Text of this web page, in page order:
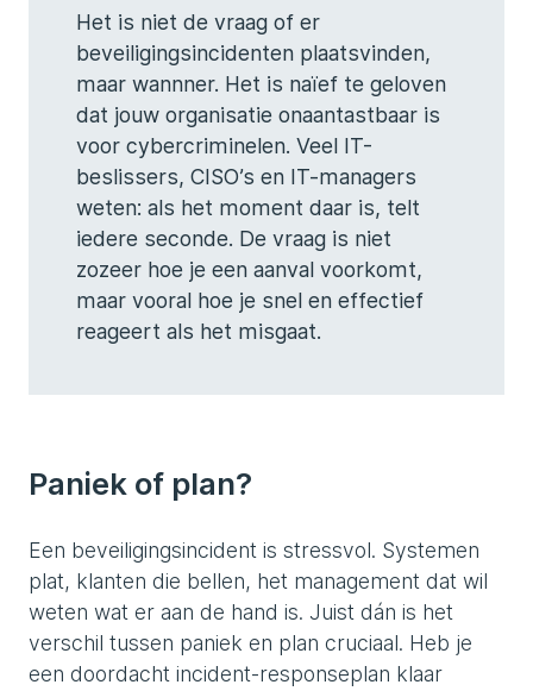
Het is niet de vraag of er
beveiligingsincidenten plaatsvinden,
maar wannner. Het is naïef te geloven
dat jouw organisatie onaantastbaar is
voor cybercriminelen. Veel IT-
beslissers, CISO’s en IT-managers
weten: als het moment daar is, telt
iedere seconde. De vraag is niet
zozeer hoe je een aanval voorkomt,
maar vooral hoe je snel en effectief
reageert als het misgaat.
Paniek of plan?
Een beveiligingsincident is stressvol. Systemen
plat, klanten die bellen, het management dat wil
weten wat er aan de hand is. Juist dán is het
verschil tussen paniek en plan cruciaal. Heb je
een doordacht incident-responseplan klaar